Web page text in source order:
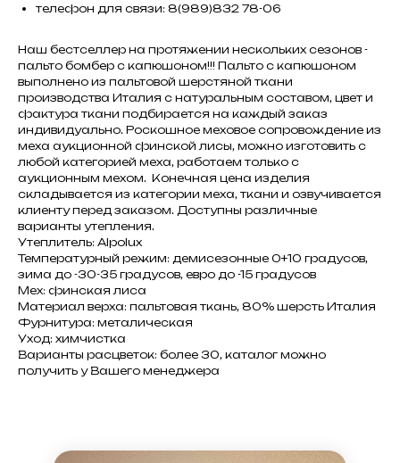
телефон для связи: 8(989)832 78-06
Наш бестселлер на протяжении нескольких сезонов -
пальто бомбер с капюшоном!!! Пальто с капюшоном
выполнено из пальтовой шерстяной ткани
производства Италия с натуральным составом, цвет и
фактура ткани подбирается на каждый заказ
индивидуально. Роскошное меховое сопровождение из
меха аукционной финской лисы, можно изготовить с
любой категорией меха, работаем только с
аукционным мехом. Конечная цена изделия
складывается из категории меха, ткани и озвучивается
клиенту перед заказом. Доступны различные
варианты утепления.
Утеплитель: Alpolux
Температурный режим: демисезонные 0+10 градусов,
зима до -30-35 градусов, евро до -15 градусов
Мех: финская лиса
Материал верха: пальтовая ткань, 80% шерсть Италия
Фурнитура: металическая
Уход: химчистка
Варианты расцветок: более 30, каталог можно
получить у Вашего менеджера